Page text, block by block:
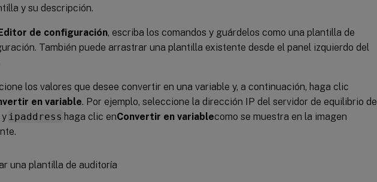
y su descripción.
de configuración, escriba los comandos y guárdelos como una plantilla de
También puede arrastrar una plantilla existente desde el panel izquierdo del
los valores que desee convertir en una variable y, a continuación, haga clic
en variable. Por ejemplo, seleccione la dirección IP del servidor de equilibrio de
ipaddress haga clic enConvertir en variablecomo se muestra en la imagen